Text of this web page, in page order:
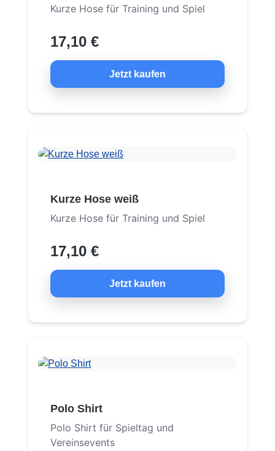
Kurze Hose für Training und Spiel
17,10 €
Jetzt kaufen
Kurze Hose weiß
Kurze Hose für Training und Spiel
17,10 €
Jetzt kaufen
Polo Shirt
Polo Shirt für Spieltag und
Vereinsevents